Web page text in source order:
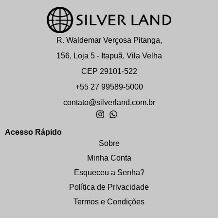
R. Waldemar Verçosa Pitanga,
156, Loja 5 - Itapuã, Vila Velha
CEP 29101-522
+55 27 99589-5000
contato@silverland.com.br
Acesso Rápido
Sobre
Minha Conta
Esqueceu a Senha?
Política de Privacidade
Termos e Condições